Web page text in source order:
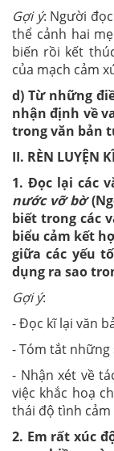
Gợi ý: Người
thể cảnh hai
biến rồi kết
của mạch cảm
d) Từ những
nhận định về
trong văn bản
II. RÈN LUYỆN
1. Đọc lại các
nước vỡ bờ
biết trong các
biểu cảm kết
giữa các yếu
dụng ra sao
Gợi ý:
- Đọc kĩ lại văn
- Tóm tắt những
- Nhận xét về
việc khắc hoạ
thái độ tình cảm
2. Em rất xúc